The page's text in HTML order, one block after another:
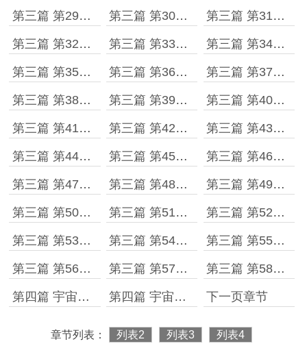
第三篇 第29章 蓝星的五阶们 第三篇 第30章 十六进八 第三篇 第31章 难度攀升
第三篇 第32章 逖雅诺*西雷 第三篇 第33章 玛德琳*罗根vs柳海 第三篇 第34章 智慧
第三篇 第35章 许景明的战力面板 第三篇 第36章 凶猛 第三篇 第37章 约定
第三篇 第38章 逖雅诺vs柳海 第三篇 第39章 可怕的柳海 第三篇 第40章 第一个决赛名额
第三篇 第41章 基础的差距 第三篇 第42章 许景明vs泰格*福森 第三篇 第43章 许景明和逖雅诺
第三篇 第44章 和师父的再次切磋 第三篇 第45章 逖雅诺的身份 第三篇 第46章 决赛之日
第三篇 第47章 逖雅诺vs许景明 第三篇 第48章 五阶53% 第三篇 第49章 顿悟
第三篇 第50章 化光三十六连击！ 第三篇 第51章 蓝星文明的幸运 第三篇 第52章 最终的胜负
第三篇 第53章 流泪的逖雅诺 第三篇 第54章 星空生命进化法 第三篇 第55章 真相
第三篇 第56章 并肩奋战 第三篇 第57章 星空塔第五层 第三篇 第58章 蜕变，星空生命
第四篇 宇宙新人 第1章 突破 第四篇 宇宙新人 第2章 逖雅诺的礼物 下一页章节
章节列表： 列表2 列表3 列表4